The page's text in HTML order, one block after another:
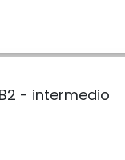
B2 - intermedio